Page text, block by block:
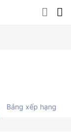
Bảng xếp hạng